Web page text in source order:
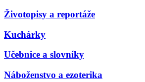
Životopisy a reportáže
Kuchárky
Učebnice a slovníky
Náboženstvo a ezoterika